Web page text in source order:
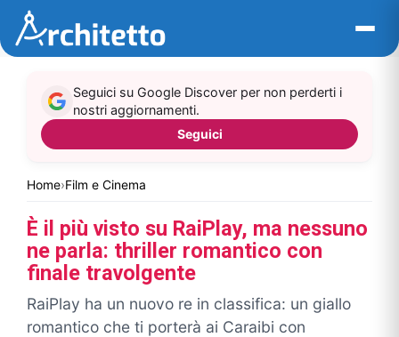
contenuto
Home›Film e Cinema
Seguici su Google Discover per non perderti i
nostri aggiornamenti.
Seguici
È il più visto su RaiPlay, ma nessuno
ne parla: thriller romantico con
finale travolgente
RaiPlay ha un nuovo re in classifica: un giallo
romantico che ti porterà ai Caraibi con